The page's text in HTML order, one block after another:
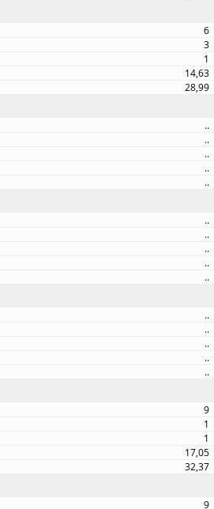
6
3
1
14,63
28,99
..
..
..
..
..
..
..
..
..
..
..
..
..
..
..
9
1
1
17,05
32,37
9